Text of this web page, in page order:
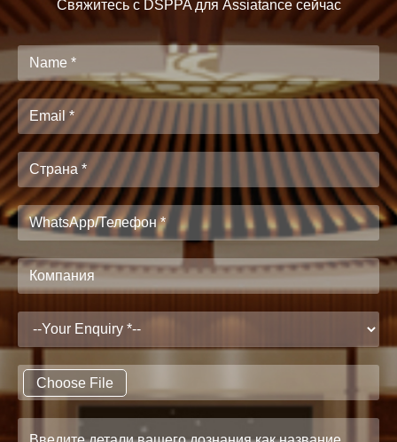
Свяжитесь с DSPPA для Assiatance сейчас
Choose File